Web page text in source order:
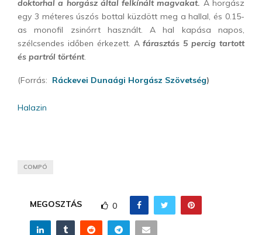
doktorhal a horgász által felkínált magvakat. A horgász
egy 3 méteres úszós bottal küzdött meg a hallal, és 0.15-
as monofil zsinórrt használt. A hal kapása napos,
szélcsendes időben érkezett. Afárasztás 5 percig tartott
és partról történt.
(Forrás: Ráckevei Dunaági Horgász Szövetség)
Halazin
COMPÓ
MEGOSZTÁS 0